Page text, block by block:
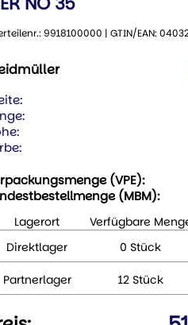
9918100000 | GTIN/EAN:
(VPE):
(MBM):
Lagerort Verfügbare
Direktlager
0 Stück
Partnerlager 12 Stück